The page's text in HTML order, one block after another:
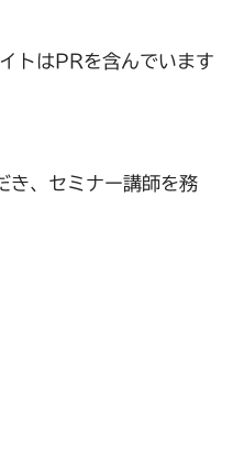
トはPRを含んでいます
き、セミナー講師を務